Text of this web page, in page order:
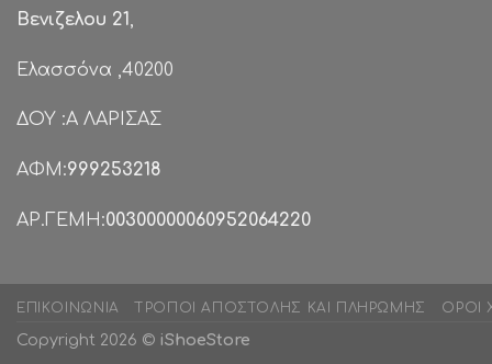
Βενιζελου 21,
Ελασσόνα ,40200
ΔΟΥ :Α ΛΑΡΙΣΑΣ
ΑΦΜ:999253218
ΑΡ.ΓΕΜΗ:00300000060952064220
ΕΠΙΚΟΙΝΩΝΊΑ ΤΡΌΠΟΙ ΑΠΟΣΤΟΛΉΣ ΚΑΙ ΠΛΗΡΩΜΉΣ ΌΡΟΙ
Copyright 2026 © iShoeStore